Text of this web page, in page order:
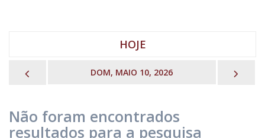
HOJE
DOM, MAIO 10, 2026
Não foram encontrados
resultados para a pesquisa